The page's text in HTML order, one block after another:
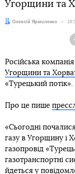
Угорщини та
Автор:
Олексій Ярмоленко
Російська
Угорщини та
«Турецький потік».
Про це пише
«Сьогодні
газу в Угорщину і
газопровід
газотранспортні
йдеться у